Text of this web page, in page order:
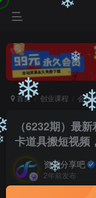
首页 创业课程 会员
（6232期）最
卡道具搬短视频
资源分享吧
2年前发布
❄
❄
❄